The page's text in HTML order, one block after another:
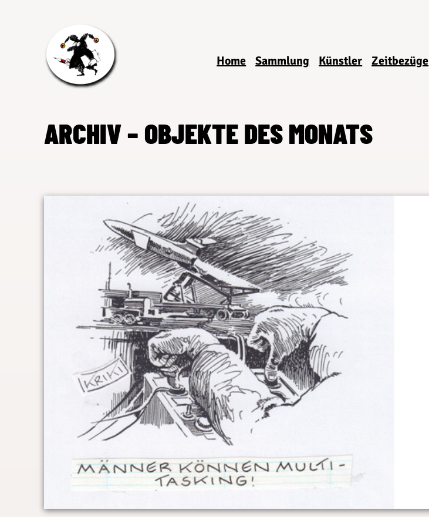
Home Sammlung Künstler Zeitbezüge
ARCHIV – OBJEKTE DES MONATS